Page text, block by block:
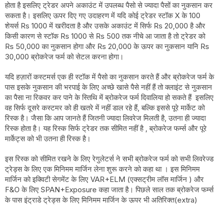
होता है इसलिए ट्रेडर अपने अकाउंट में उपलब्ध पैसो से ज्यादा पैसों का नुकसान कर
सकता है। इसलिए ऊपर दिए गए उदाहरण में यदि कोई ट्रेडर स्टॉक X के 100
शेयर्स Rs 1000 में खरीदता है और उसके अकाउंट में सिर्फ Rs 20,000 है और
किसी कारण से स्टॉक Rs 1000 से Rs 500 तक नीचे आ जाता है तो ट्रेडर को
Rs 50,000 का नुकसान होगा और Rs 20,000 के ऊपर का नुकसान यानि Rs
30,000 ब्रोकरेज फर्म को सेटल करना होगा।
यदि हज़ारों कस्टमर्स एक ही स्टॉक में पैसो का नुकसान करते हैं और ब्रोकरेज फर्म के
पास इसके नुकसान की भरपाई के लिए अच्छे खासे पैसे नहीं हैं तो क्लाइंट से नुकसान
का पैसा ना रिकवर कर पाने के स्तिथि में ब्रोकरेज फर्म दिवालिया हो सकते हैं इसलिए
वह सिर्फ दूसरे कस्टमर को ही खतरे में नहीं डाल रहे हैं, बल्कि इससे पूरे मार्केट को
रिस्क है। जैसा कि आप जानते हैं जितनी ज्यादा लिवरेज मिलती है, उतना ही ज्यादा
रिस्क होता है। यह रिस्क सिर्फ ट्रेडर तक सीमित नहीं है , ब्रोकरेज फर्म्स और पूरे
मार्केट्स को भी उतना ही रिस्क है।
इस रिस्क को सीमित रखने के लिए रेगुलेटर्स ने सभी ब्रोकरेज फर्म को सभी लिवरेज्ड
ट्रेड्स के लिए एक मिनिमम मार्जिन लेना शुरू करने को कहा था । इस मिनिमम
मार्जिन को इक्विटी सेगमेंट के लिए VAR+ELM (एक्सट्रीम लॉस मार्जिन ) और
F&O के लिए SPAN+Exposure कहा जाता है। पिछले साल तक ब्रोकरेज फर्म्स
के पास इंट्राडे ट्रेड्स के लिए मिनिमम मार्जिन के ऊपर भी अतिरिक्त(extra)